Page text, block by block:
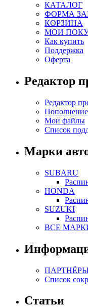
КАТАЛОГ
ФОРМА
КОРЗИНА
МОИ
Как купить
Поддержка
Оферта
Редактор
Редактор
Мои файлы
Список
Марки
SUBARU
HONDA
SUZUKI
ВСЕ
Список
Статьи